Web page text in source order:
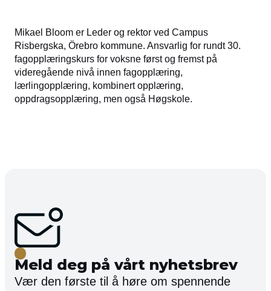
Mikael Bloom er Leder og rektor ved Campus
Risbergska, Örebro kommune. Ansvarlig for rundt 30.
fagopplæringskurs for voksne først og fremst på
videregående nivå innen fagopplæring,
lærlingopplæring, kombinert opplæring,
oppdragsopplæring, men også Høgskole.
Meld deg på vårt nyhetsbrev
Vær den første til å høre om spennende